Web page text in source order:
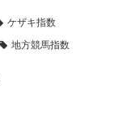
ケザキ指数
地方競馬指数